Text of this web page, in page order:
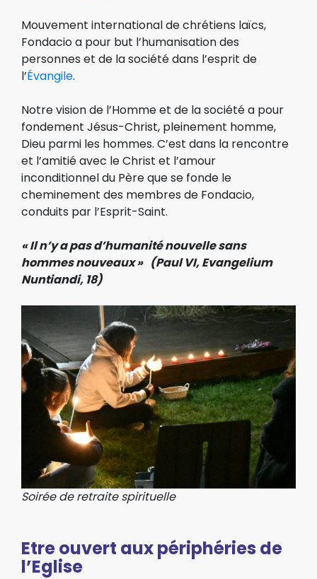
Mouvement international de chrétiens laïcs,
Fondacio a pour but l’humanisation des
personnes et de la société dans l’esprit de
l’Évangile.
Notre vision de l’Homme et de la société a pour
fondement Jésus-Christ, pleinement homme,
Dieu parmi les hommes. C’est dans la rencontre
et l’amitié avec le Christ et l’amour
inconditionnel du Père que se fonde le
cheminement des membres de Fondacio,
conduits par l’Esprit-Saint.
« Il n’y a pas d’humanité nouvelle sans
hommes nouveaux » (Paul VI, Evangelium
Nuntiandi, 18)
Soirée de retraite spirituelle
Etre ouvert aux périphéries de
l’Eglise